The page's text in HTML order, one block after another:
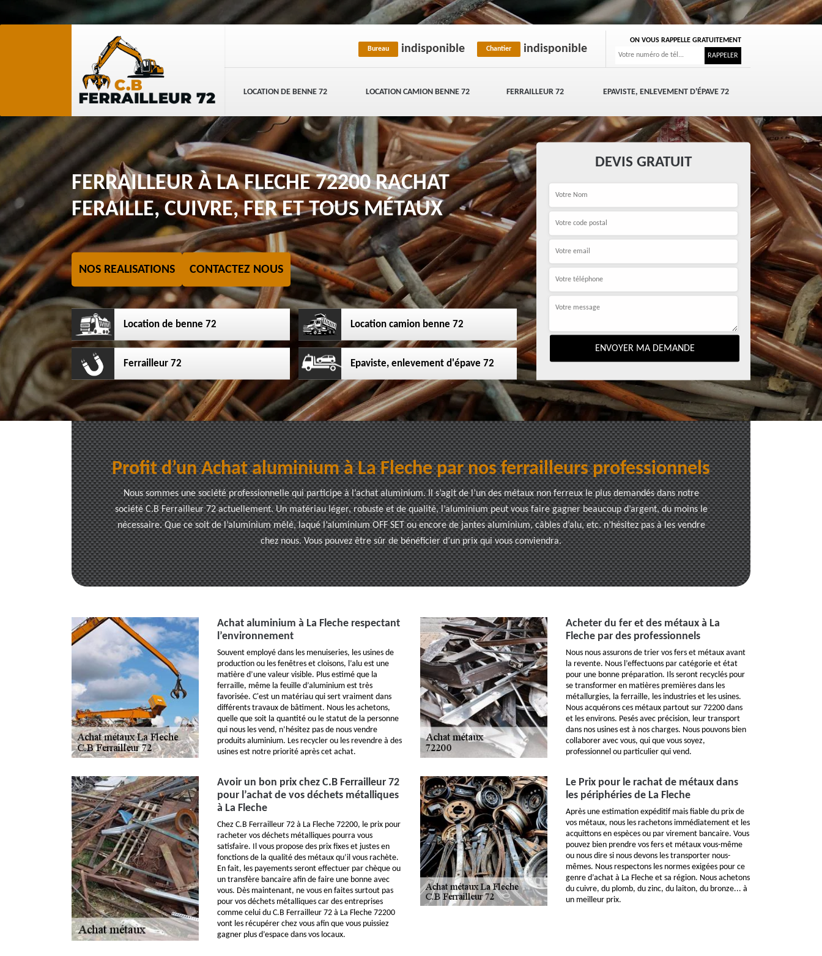
LOCATION DE BENNE 72 LOCATION CAMION BENNE 72 FERRAILLEUR 72 EPAVISTE, ENLEVEMENT D'ÉPAVE 72
Bureau indisponible Chantier indisponible
ON VOUS RAPPELLE GRATUITEMENT
FERRAILLEUR À LA FLECHE 72200 RACHAT
FERAILLE, CUIVRE, FER ET TOUS MÉTAUX
NOS REALISATIONS CONTACTEZ NOUS
Location de benne 72 Location camion benne 72
Ferrailleur 72 Epaviste, enlevement d'épave 72
DEVIS GRATUIT
Profit d’un Achat aluminium à La Fleche par nos ferrailleurs professionnels
Nous sommes une société professionnelle qui participe à l’achat aluminium. Il s’agit de l’un des métaux non ferreux le plus demandés dans notre
société C.B Ferrailleur 72 actuellement. Un matériau léger, robuste et de qualité, l’aluminium peut vous faire gagner beaucoup d’argent, du moins le
nécessaire. Que ce soit de l’aluminium mêlé, laqué l’aluminium OFF SET ou encore de jantes aluminium, câbles d’alu, etc. n’hésitez pas à les vendre
chez nous. Vous pouvez être sûr de bénéficier d’un prix qui vous conviendra.
Achat aluminium à La Fleche respectant
l’environnement
Souvent employé dans les menuiseries, les usines de
production ou les fenêtres et cloisons, l’alu est une
matière d’une valeur visible. Plus estimé que la
ferraille, même la feuille d’aluminium est très
favorisée. C'est un matériau qui sert vraiment dans
différents travaux de bâtiment. Nous les achetons,
quelle que soit la quantité ou le statut de la personne
qui nous les vend, n’hésitez pas de nous vendre
produits aluminium. Les recycler ou les revendre à des
usines est notre priorité après cet achat.
Acheter du fer et des métaux à La
Fleche par des professionnels
Nous nous assurons de trier vos fers et métaux avant
la revente. Nous l’effectuons par catégorie et état
pour une bonne préparation. Ils seront recyclés pour
se transformer en matières premières dans les
métallurgies, la ferraille, les industries et les usines.
Nous acquérons ces métaux partout sur 72200 dans
et les environs. Pesés avec précision, leur transport
dans nos usines est à nos charges. Nous pouvons bien
collaborer avec vous, qui que vous soyez,
professionnel ou particulier qui vend.
Avoir un bon prix chez C.B Ferrailleur 72
pour l’achat de vos déchets métalliques
à La Fleche
Chez C.B Ferrailleur 72 à La Fleche 72200, le prix pour
racheter vos déchets métalliques pourra vous
satisfaire. Il vous propose des prix fixes et justes en
fonctions de la qualité des métaux qu’il vous rachète.
En fait, les payements seront effectuer par chèque ou
un transfère bancaire afin de faire une bonne avec
vous. Dès maintenant, ne vous en faites surtout pas
pour vos déchets métalliques car des entreprises
comme celui du C.B Ferrailleur 72 à La Fleche 72200
vont les récupérer chez vous afin que vous puissiez
gagner plus d’espace dans vos locaux.
Le Prix pour le rachat de métaux dans
les périphéries de La Fleche
Après une estimation expéditif mais fiable du prix de
vos métaux, nous les rachetons immédiatement et les
acquittons en espèces ou par virement bancaire. Vous
pouvez bien prendre vos fers et métaux vous-même
ou nous dire si nous devons les transporter nous-
mêmes. Nous respectons les normes exigées pour ce
genre d’achat à La Fleche et sa région. Nous achetons
du cuivre, du plomb, du zinc, du laiton, du bronze... à
un meilleur prix.